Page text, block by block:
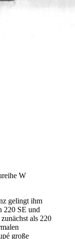
W
gelingt ihm
220 SE und
als 220
große